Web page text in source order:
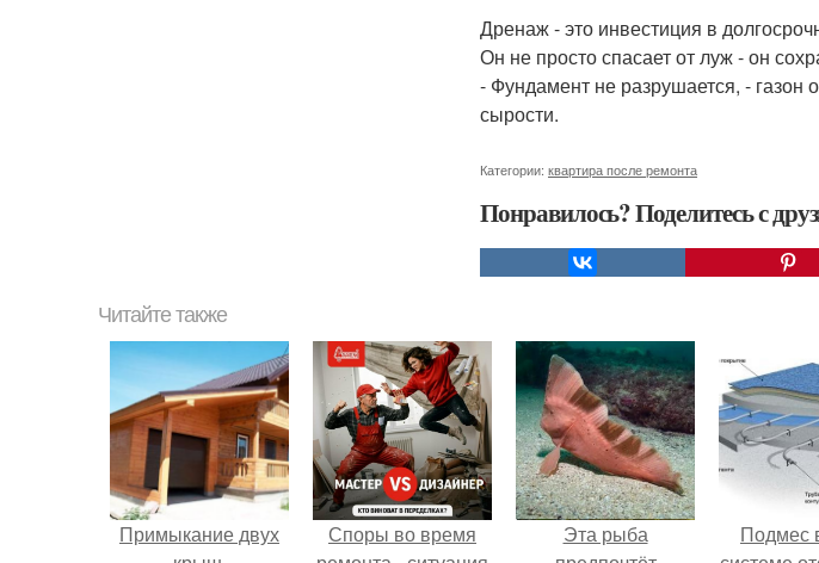
Дренаж - это инвестиция в
Он не просто спасает от луж - он
- Фундамент не разрушается, - газон
сырости.
Категории: квартира после ремонта
Понравилось? Поделитесь с
Читайте также
Примыкание двух
Споры во время
Эта рыба
Подмес